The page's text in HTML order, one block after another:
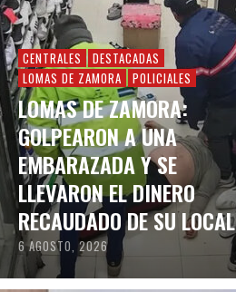
CENTRALES
DESTACADAS
LOMAS DE ZAMORA
POLICIALES
LOMAS DE ZAMORA:
GOLPEARON A UNA
EMBARAZADA Y SE
LLEVARON EL DINERO
RECAUDADO DE SU LOCAL
6 AGOSTO, 2026